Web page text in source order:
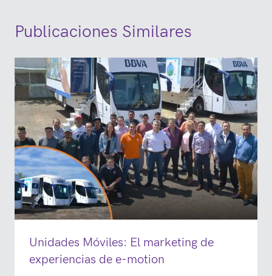
Publicaciones Similares
Unidades Móviles: El marketing de
experiencias de e-motion